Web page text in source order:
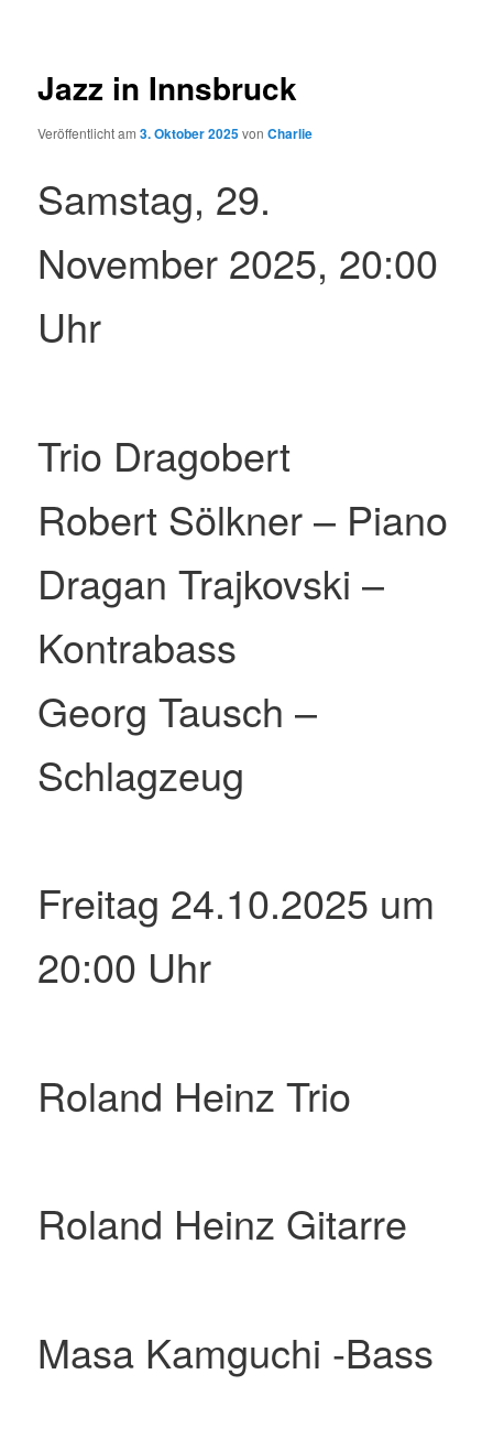
Jazz in Innsbruck
Veröffentlicht am3. Oktober 2025vonCharlie
Samstag, 29.
November 2025, 20:00
Uhr
Trio Dragobert
Robert Sölkner – Piano
Dragan Trajkovski –
Kontrabass
Georg Tausch –
Schlagzeug
Freitag 24.10.2025 um
20:00 Uhr
Roland Heinz Trio
Roland Heinz Gitarre
Masa Kamguchi -Bass